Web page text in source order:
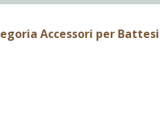
Accessori per